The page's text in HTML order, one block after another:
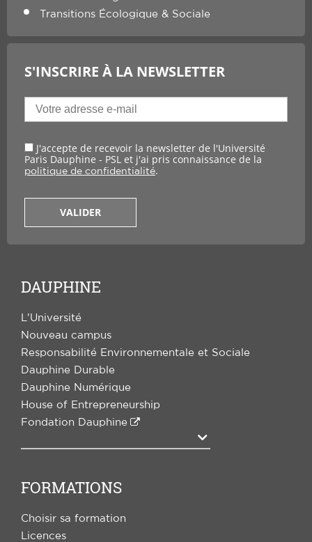
Transitions Écologique & Sociale
S'INSCRIRE À LA NEWSLETTER
J'accepte de recevoir la newsletter de l'Université
Paris Dauphine - PSL et j'ai pris connaissance de la
politique de confidentialité.
VALIDER
DAUPHINE
L'Université
Nouveau campus
Responsabilité Environnementale et Sociale
Dauphine Durable
Dauphine Numérique
House of Entrepreneurship
Fondation Dauphine
Agrandir
FORMATIONS
Choisir sa formation
Licences